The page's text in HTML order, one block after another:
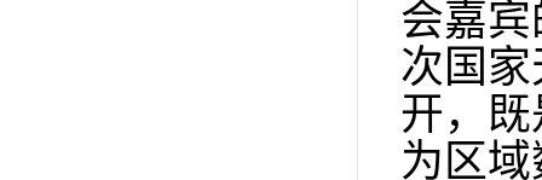
会嘉
次国
开，
为区